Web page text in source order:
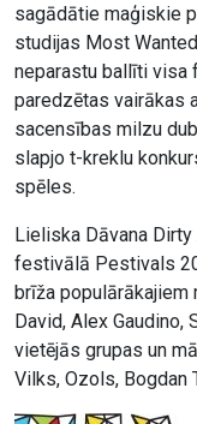
sagādātie maģiskie
studijas Most
neparastu ballīti visa
paredzētas vairākas
sacensības milzu
slapjo t-kreklu
spēles.
Lieliska Dāvana
festivālā Pestivals
brīža populārākajiem
David, Alex Gaudino,
vietējās grupas un
Vilks, Ozols, Bogdan